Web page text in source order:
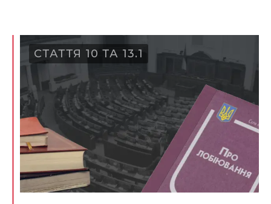
СТАТТЯ 10 ТА 13.1